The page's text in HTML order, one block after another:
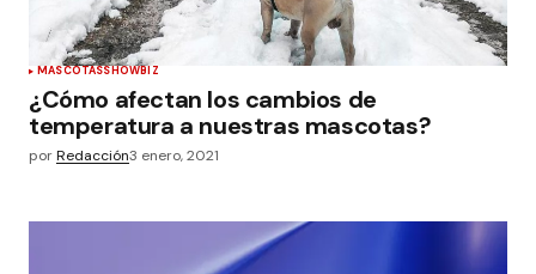
MASCOTASSHOWBIZ
¿Cómo afectan los cambios de
temperatura a nuestras mascotas?
porRedacción3 enero, 2021